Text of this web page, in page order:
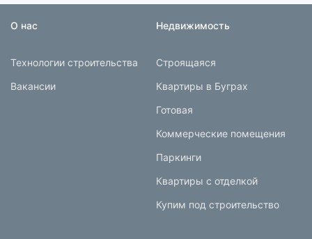
О нас
Технологии строительства
Вакансии
Недвижимость
Строящаяся
Квартиры в Буграх
Готовая
Коммерческие помещения
Паркинги
Квартиры с отделкой
Купим под строительство